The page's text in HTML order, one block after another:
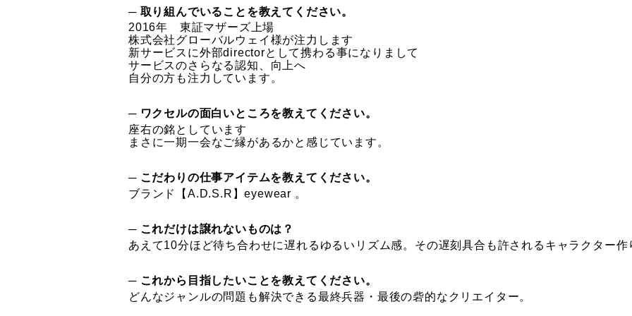
─ 取り組んでいることを教えてください。
2016年 東証マザーズ上場
株式会社グローバルウェイ様が注力します
新サービスに外部directorとして携わる事になりまして
サービスのさらなる認知、向上へ
自分の方も注力しています。
─ ワクセルの面白いところを教えてください。
座右の銘としています
まさに一期一会なご縁があるかと感じています。
─ こだわりの仕事アイテムを教えてください。
ブランド【A.D.S.R】eyewear 。
─ これだけは譲れないものは？
あえて10分ほど待ち合わせに遅れるゆるいリズム感。その遅刻具合も許されるキャラクター作
─ これから目指したいことを教えてください。
どんなジャンルの問題も解決できる最終兵器・最後の砦的なクリエイター。